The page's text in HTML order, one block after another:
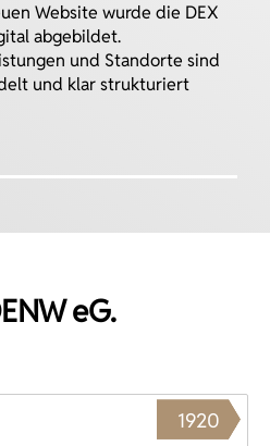
Website wurde die DEX
abgebildet.
und Standorte sind
und klar strukturiert
eG.
1920